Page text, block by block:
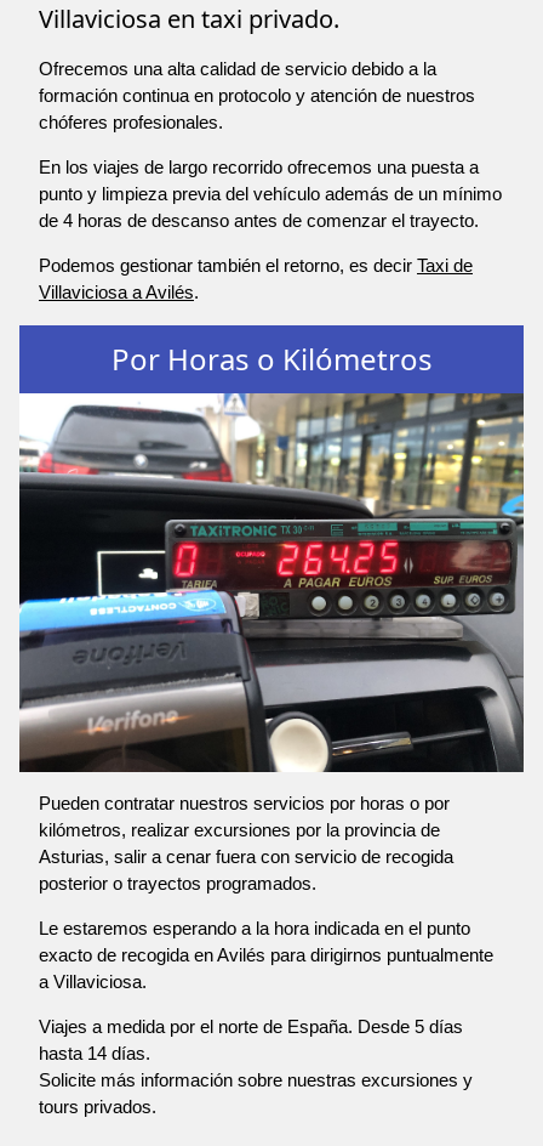
Villaviciosa en taxi privado.
Ofrecemos una alta calidad de servicio debido a la
formación continua en protocolo y atención de nuestros
chóferes profesionales.
En los viajes de largo recorrido ofrecemos una puesta a
punto y limpieza previa del vehículo además de un mínimo
de 4 horas de descanso antes de comenzar el trayecto.
Podemos gestionar también el retorno, es decir Taxi de
Villaviciosa a Avilés.
Por Horas o Kilómetros
Pueden contratar nuestros servicios por horas o por
kilómetros, realizar excursiones por la provincia de
Asturias, salir a cenar fuera con servicio de recogida
posterior o trayectos programados.
Le estaremos esperando a la hora indicada en el punto
exacto de recogida en Avilés para dirigirnos puntualmente
a Villaviciosa.
Viajes a medida por el norte de España. Desde 5 días
hasta 14 días.
Solicite más información sobre nuestras excursiones y
tours privados.